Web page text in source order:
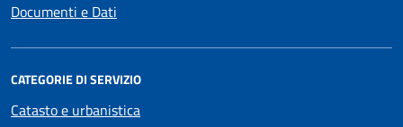
Documenti e Dati
CATEGORIE DI SERVIZIO
Catasto e urbanistica